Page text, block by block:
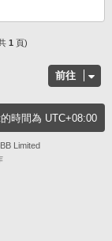
1 頁)
前往
時間為 UTC+08:00
Limited